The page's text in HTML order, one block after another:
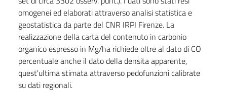
omogenei ed elaborati attraverso analisi statistica e
geostatistica da parte del CNR IRPI Firenze. La
realizzazione della carta del contenuto in carbonio
organico espresso in Mg/ha richiede oltre al dato di CO
percentuale anche il dato della densita apparente,
quest'ultima stimata attraverso pedofunzioni calibrate
su dati regionali.